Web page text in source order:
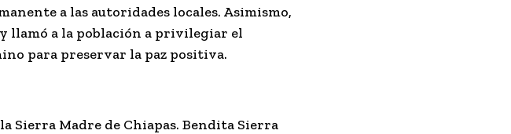
a las autoridades locales. Asimismo,
llamó a la población a privilegiar el
para preservar la paz positiva.
Sierra Madre de Chiapas. Bendita Sierra